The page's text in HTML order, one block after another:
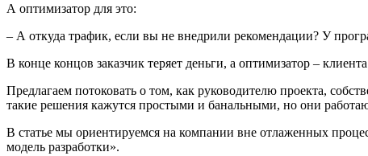
А оптимизатор для это:
– А откуда трафик, если вы не внедрили рекомендации? У
В конце концов заказчик теряет деньги, а оптимизатор –
Предлагаем потоковать о том, как руководителю проекта,
такие решения кажутся простыми и банальными, но они
В статье мы ориентируемся на компании вне отлаженных
модель разработки».